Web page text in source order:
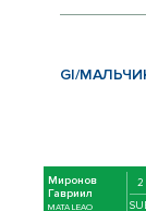
GI/
Миронов
Гавриил
MATA LEAO
2